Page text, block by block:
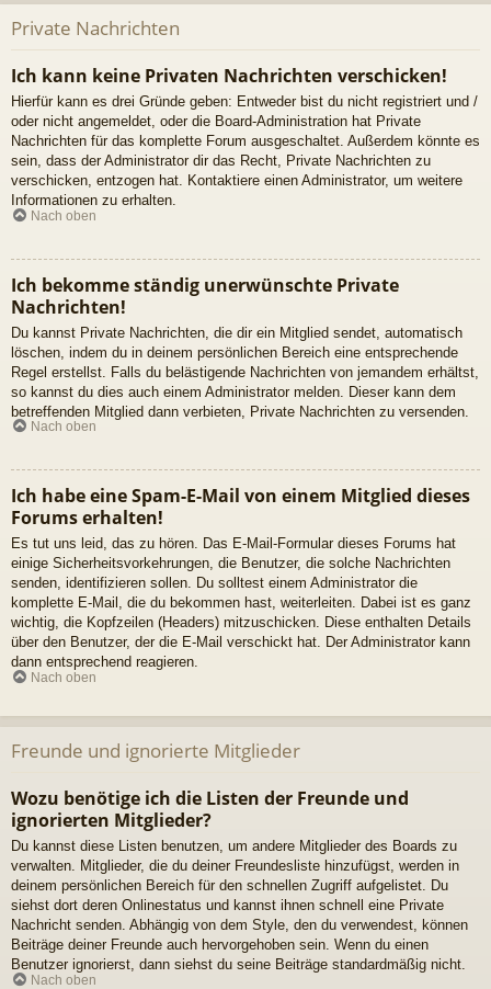
Private Nachrichten
Ich kann keine Privaten Nachrichten verschicken!
Hierfür kann es drei Gründe geben: Entweder bist du nicht registriert und /
oder nicht angemeldet, oder die Board-Administration hat Private
Nachrichten für das komplette Forum ausgeschaltet. Außerdem könnte es
sein, dass der Administrator dir das Recht, Private Nachrichten zu
verschicken, entzogen hat. Kontaktiere einen Administrator, um weitere
Informationen zu erhalten.
Nach oben
Ich bekomme ständig unerwünschte Private
Nachrichten!
Du kannst Private Nachrichten, die dir ein Mitglied sendet, automatisch
löschen, indem du in deinem persönlichen Bereich eine entsprechende
Regel erstellst. Falls du belästigende Nachrichten von jemandem erhältst,
so kannst du dies auch einem Administrator melden. Dieser kann dem
betreffenden Mitglied dann verbieten, Private Nachrichten zu versenden.
Nach oben
Ich habe eine Spam-E-Mail von einem Mitglied dieses
Forums erhalten!
Es tut uns leid, das zu hören. Das E-Mail-Formular dieses Forums hat
einige Sicherheitsvorkehrungen, die Benutzer, die solche Nachrichten
senden, identifizieren sollen. Du solltest einem Administrator die
komplette E-Mail, die du bekommen hast, weiterleiten. Dabei ist es ganz
wichtig, die Kopfzeilen (Headers) mitzuschicken. Diese enthalten Details
über den Benutzer, der die E-Mail verschickt hat. Der Administrator kann
dann entsprechend reagieren.
Nach oben
Freunde und ignorierte Mitglieder
Wozu benötige ich die Listen der Freunde und
ignorierten Mitglieder?
Du kannst diese Listen benutzen, um andere Mitglieder des Boards zu
verwalten. Mitglieder, die du deiner Freundesliste hinzufügst, werden in
deinem persönlichen Bereich für den schnellen Zugriff aufgelistet. Du
siehst dort deren Onlinestatus und kannst ihnen schnell eine Private
Nachricht senden. Abhängig von dem Style, den du verwendest, können
Beiträge deiner Freunde auch hervorgehoben sein. Wenn du einen
Benutzer ignorierst, dann siehst du seine Beiträge standardmäßig nicht.
Nach oben